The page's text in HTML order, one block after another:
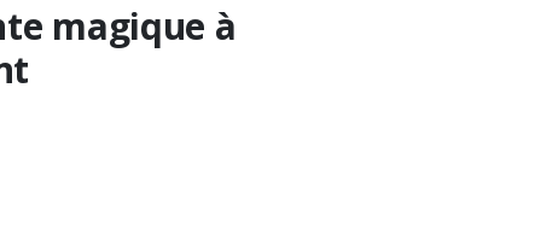
magique à